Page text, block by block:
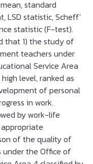
standard
LSD statistic, Scheff'
statistic (F-test).
that 1) the study of
teachers under
Service Area
level, ranked as
of personal
in work.
by work-life
of the quality of
under the Office of